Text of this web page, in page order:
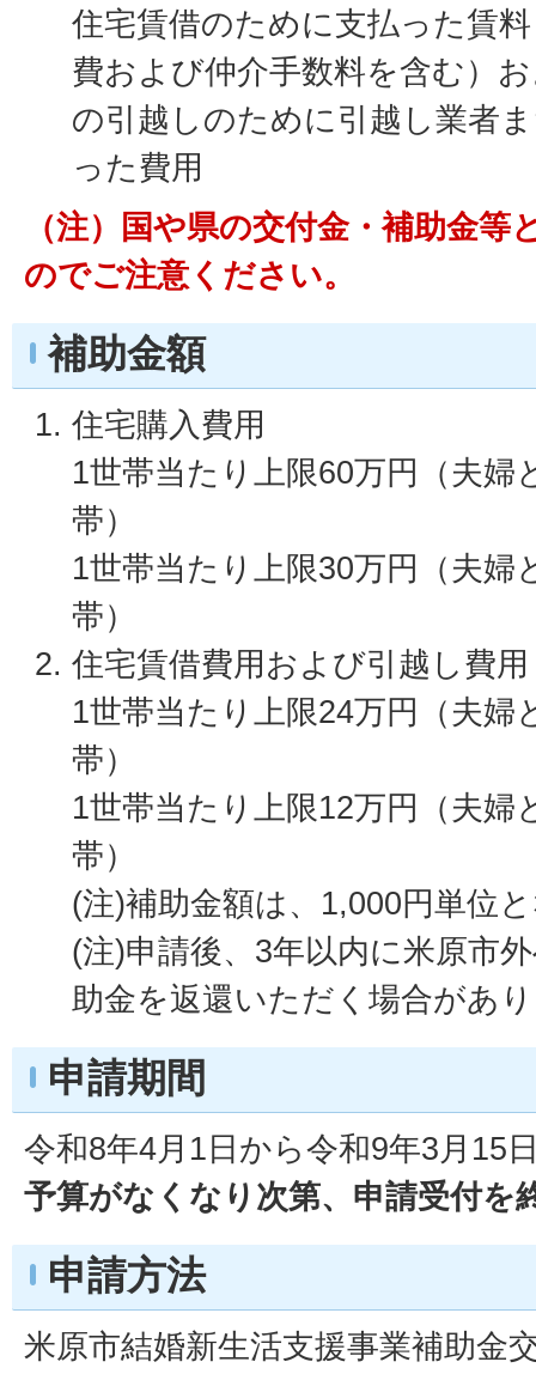
住宅賃借のために支払った賃
費および仲介手数料を含む）
の引越しのために引越し業者
った費用
（注）国や県の交付金・補助金等
のでご注意ください。
補助金額
住宅購入費用
1世帯当たり上限60万円（夫婦
帯）
1世帯当たり上限30万円（夫婦
帯）
住宅賃借費用および引越し費用
1世帯当たり上限24万円（夫婦
帯）
1世帯当たり上限12万円（夫婦
帯）
(注)補助金額は、1,000円単位
(注)申請後、3年以内に米原市
助金を返還いただく場合があ
申請期間
令和8年4月1日から令和9年3月15
予算がなくなり次第、申請受付を
申請方法
米原市結婚新生活支援事業補助金